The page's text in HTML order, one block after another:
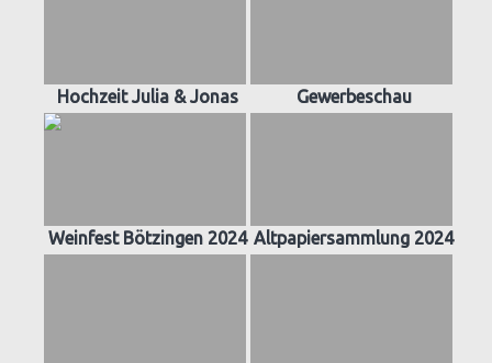
Hochzeit Julia & Jonas Gewerbeschau
Weinfest Bötzingen 2024 Altpapiersammlung 2024